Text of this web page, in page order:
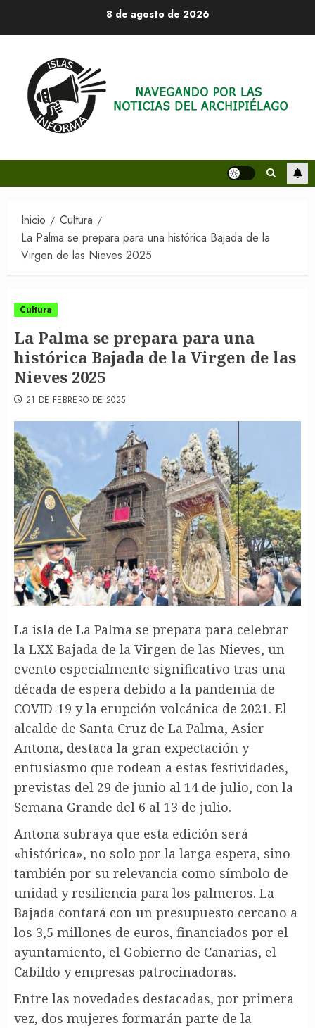
8 de agosto de 2026
Inicio
Cultura
La Palma se prepara para una histórica Bajada de la
Virgen de las Nieves 2025
Cultura
La Palma se prepara para una
histórica Bajada de la Virgen de las
Nieves 2025
21 DE FEBRERO DE 2025
La isla de La Palma se prepara para celebrar
la LXX Bajada de la Virgen de las Nieves, un
evento especialmente significativo tras una
década de espera debido a la pandemia de
COVID-19 y la erupción volcánica de 2021. El
alcalde de Santa Cruz de La Palma, Asier
Antona, destaca la gran expectación y
entusiasmo que rodean a estas festividades,
previstas del 29 de junio al 14 de julio, con la
Semana Grande del 6 al 13 de julio.
Antona subraya que esta edición será
«histórica», no solo por la larga espera, sino
también por su relevancia como símbolo de
unidad y resiliencia para los palmeros. La
Bajada contará con un presupuesto cercano a
los 3,5 millones de euros, financiados por el
ayuntamiento, el Gobierno de Canarias, el
Cabildo y empresas patrocinadoras.
Entre las novedades destacadas, por primera
vez, dos mujeres formarán parte de la